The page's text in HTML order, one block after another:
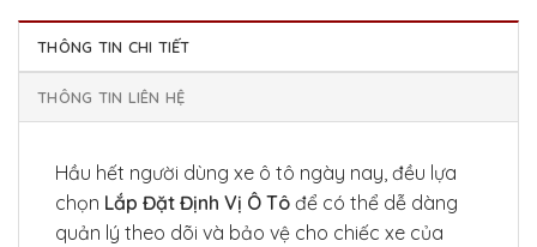
THÔNG TIN CHI TIẾT
THÔNG TIN LIÊN HỆ
Hầu hết người dùng xe ô tô ngày nay, đều lựa
chọn Lắp Đặt Định Vị Ô Tô để có thể dễ dàng
quản lý theo dõi và bảo vệ cho chiếc xe của